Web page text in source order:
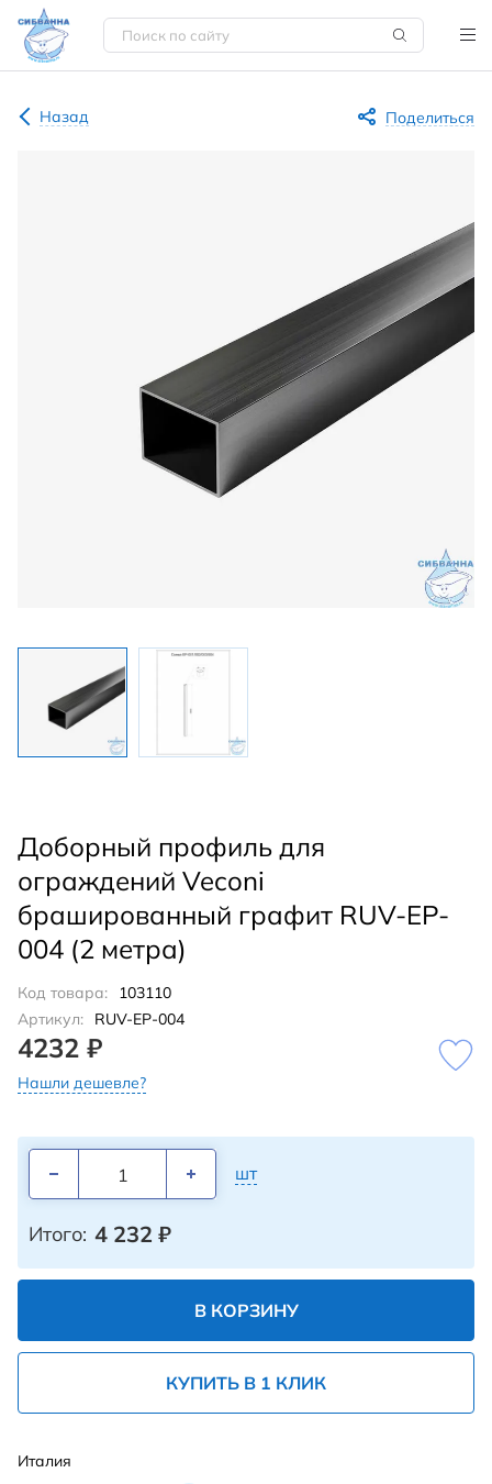
Назад Поделиться
Доборный профиль для
ограждений Veconi
брашированный графит RUV-EP-
004 (2 метра)
Код товара:
103110
Артикул:
RUV-EP-004
4232 ₽
Нашли дешевле?
шт
Итого: 4 232 ₽
В КОРЗИНУ
КУПИТЬ В 1 КЛИК
Италия